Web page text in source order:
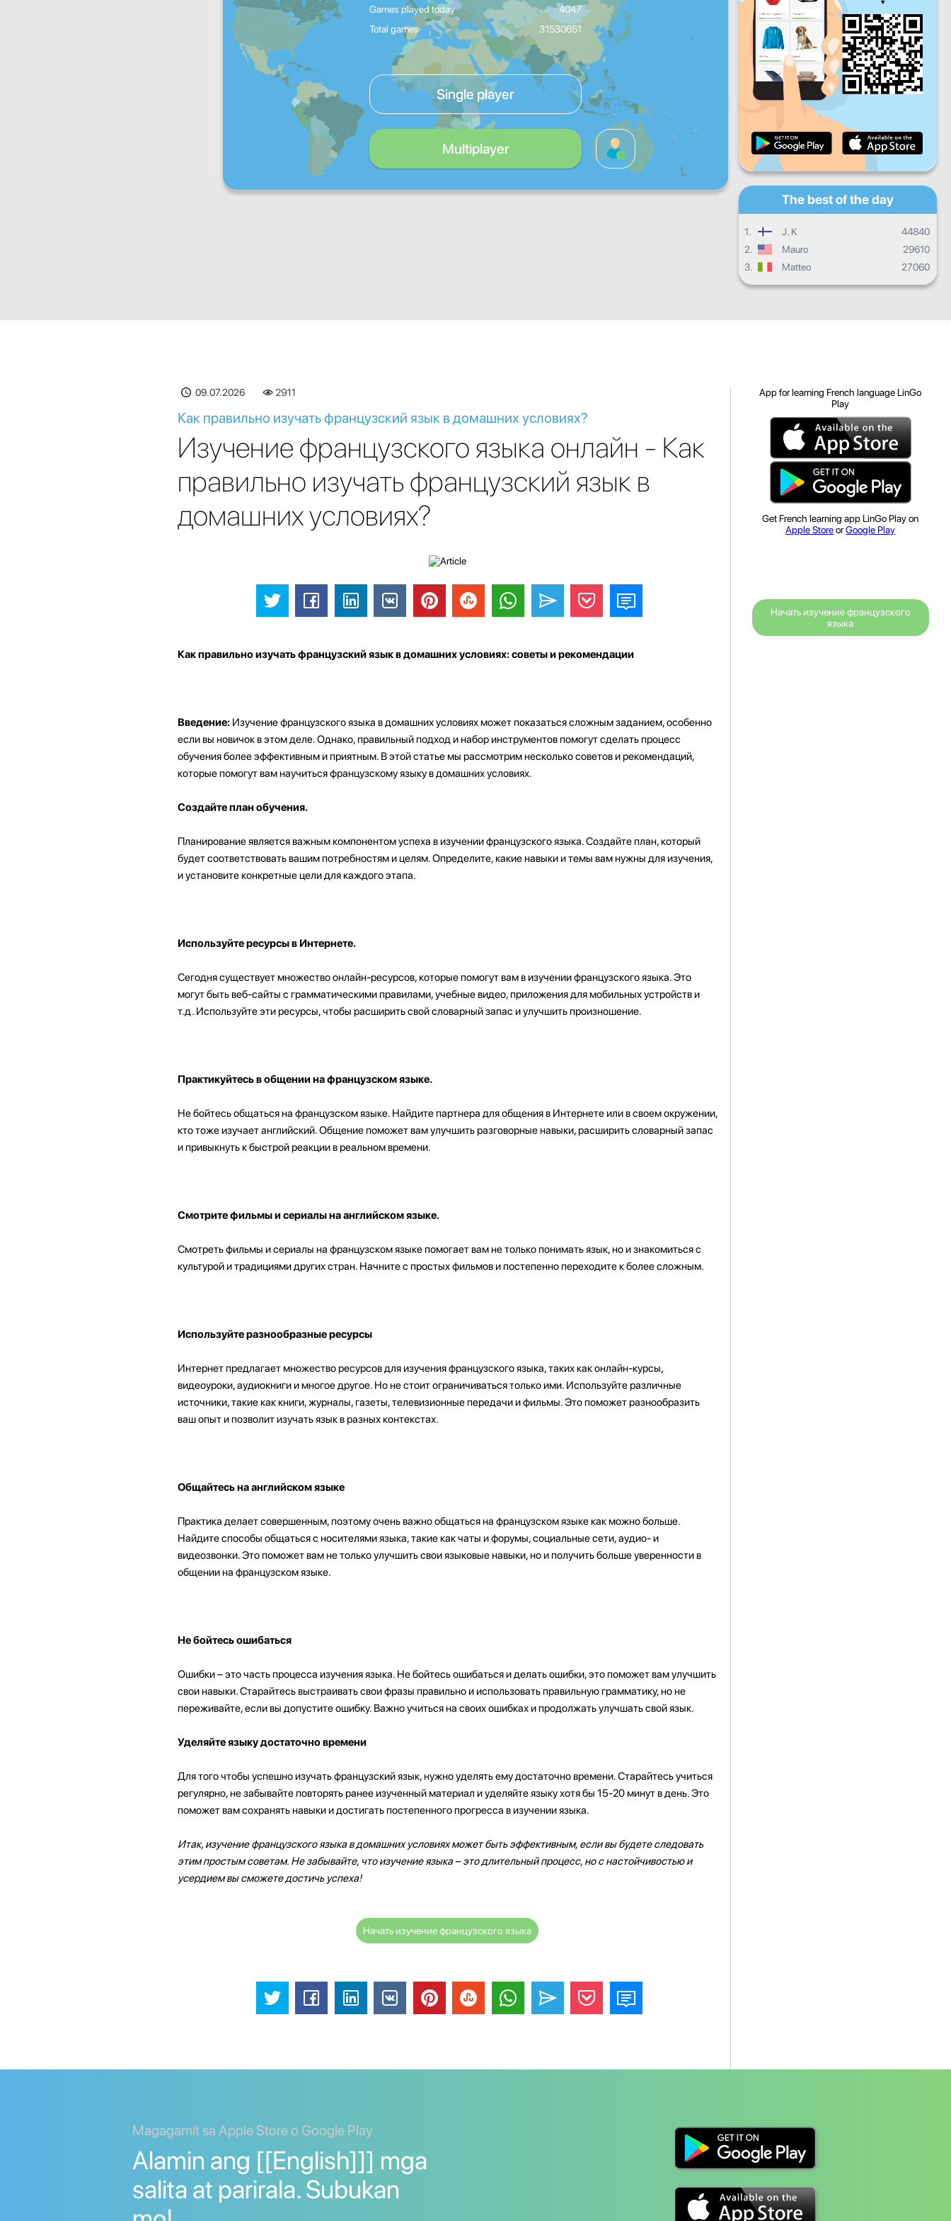
Games played today
4047
Total games
31530651
Single player
Multiplayer
Sat Sun
Daily progress
Monthly progress
Overall progress
The best of the day
1. J. K
44840
2.
Mauro
29610
3.
Matteo 27060
09.07.2026 2911
Как правильно изучать французский язык в домашних условиях?
Изучение французского языка онлайн - Как
правильно изучать французский язык в
домашних условиях?
Как правильно изучать французский язык в домашних условиях: советы и рекомендации
Введение:Изучение французского языка в домашних условиях может показаться сложным заданием, особенно
если вы новичок в этом деле. Однако, правильный подход и набор инструментов помогут сделать процесс
обучения более эффективным и приятным. В этой статье мы рассмотрим несколько советов и рекомендаций,
которые помогут вам научиться французскому языку в домашних условиях.
Создайте план обучения.
Планирование является важным компонентом успеха в изучении французского языка. Создайте план, который
будет соответствовать вашим потребностям и целям. Определите, какие навыки и темы вам нужны для изучения,
и установите конкретные цели для каждого этапа.
Используйте ресурсы в Интернете.
Сегодня существует множество онлайн-ресурсов, которые помогут вам в изучении французского языка. Это
могут быть веб-сайты с грамматическими правилами, учебные видео, приложения для мобильных устройств и
т.д. Используйте эти ресурсы, чтобы расширить свой словарный запас и улучшить произношение.
Практикуйтесь в общении на французском языке.
Не бойтесь общаться на французском языке. Найдите партнера для общения в Интернете или в своем окружении,
кто тоже изучает английский. Общение поможет вам улучшить разговорные навыки, расширить словарный запас
и привыкнуть к быстрой реакции в реальном времени.
Смотрите фильмы и сериалы на английском языке.
Смотреть фильмы и сериалы на французском языке помогает вам не только понимать язык, но и знакомиться с
культурой и традициями других стран. Начните с простых фильмов и постепенно переходите к более сложным.
Используйте разнообразные ресурсы
Интернет предлагает множество ресурсов для изучения французского языка, таких как онлайн-курсы,
видеоуроки, аудиокниги и многое другое. Но не стоит ограничиваться только ими. Используйте различные
источники, такие как книги, журналы, газеты, телевизионные передачи и фильмы. Это поможет разнообразить
ваш опыт и позволит изучать язык в разных контекстах.
Общайтесь на английском языке
Практика делает совершенным, поэтому очень важно общаться на французском языке как можно больше.
Найдите способы общаться с носителями языка, такие как чаты и форумы, социальные сети, аудио- и
видеозвонки. Это поможет вам не только улучшить свои языковые навыки, но и получить больше уверенности в
общении на французском языке.
Не бойтесь ошибаться
Ошибки – это часть процесса изучения языка. Не бойтесь ошибаться и делать ошибки, это поможет вам улучшить
свои навыки. Старайтесь выстраивать свои фразы правильно и использовать правильную грамматику, но не
переживайте, если вы допустите ошибку. Важно учиться на своих ошибках и продолжать улучшать свой язык.
Уделяйте языку достаточно времени
Для того чтобы успешно изучать французский язык, нужно уделять ему достаточно времени. Старайтесь учиться
регулярно, не забывайте повторять ранее изученный материал и уделяйте языку хотя бы 15-20 минут в день. Это
поможет вам сохранять навыки и достигать постепенного прогресса в изучении языка.
Итак, изучение французского языка в домашних условиях может быть эффективным, если вы будете следовать
этим простым советам. Не забывайте, что изучение языка – это длительный процесс, но с настойчивостью и
усердием вы сможете достичь успеха!
Начать изучение французского языка
App for learning French language LinGo
Play
Get French learning app LinGo Play on
Apple StoreorGoogle Play
Начать изучение французского
языка
Magagamit sa Apple Store o Google Play
Alamin ang [[English]]] mga
salita at parirala. Subukan